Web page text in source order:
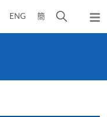
ENG 簡
開
彈
出